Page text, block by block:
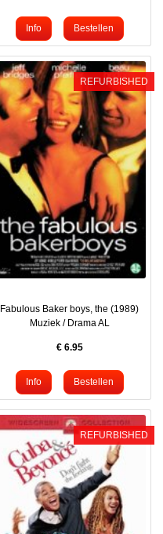
REFURBISHED
Fabulous Baker boys, the (1989)
Muziek / Drama AL
€ 6.95
REFURBISHED